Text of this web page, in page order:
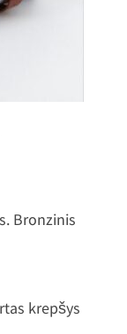
krepšys.
tvirtas